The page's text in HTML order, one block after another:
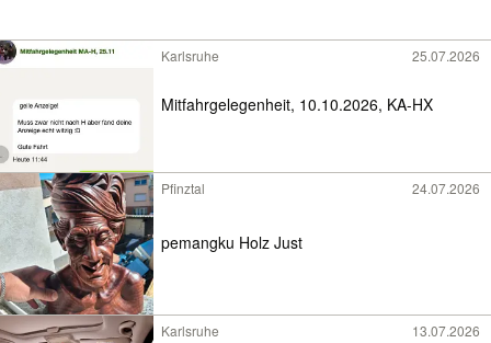
Karlsruhe 25.07.2026
Mitfahrgelegenheit, 10.10.2026, KA-HX
Pfinztal 24.07.2026
pemangku Holz Just
Karlsruhe 13.07.2026